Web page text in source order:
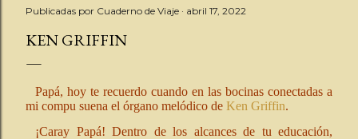
Publicadas por Cuaderno de Viaje abril 17, 2022
KEN GRIFFIN
Papá, hoy te recuerdo cuando en las bocinas conectadas a
mi compu suena el órgano melódico de Ken Griffin.
¡Caray Papá! Dentro de los alcances de tu educación,